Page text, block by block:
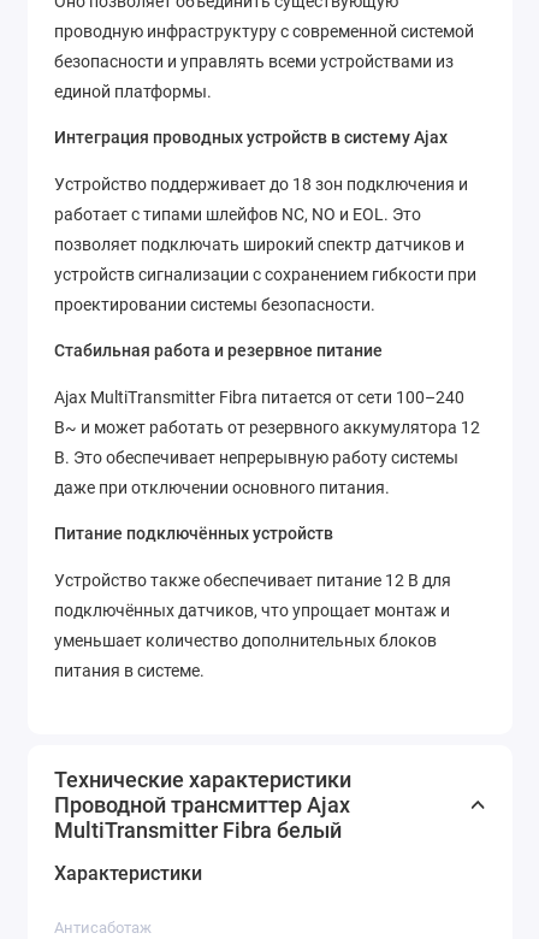
проводную инфраструктуру с современной системой
безопасности и управлять всеми устройствами из
единой платформы.
Интеграция проводных устройств в систему Ajax
Устройство поддерживает до 18 зон подключения и
работает с типами шлейфов NC, NO и EOL. Это
позволяет подключать широкий спектр датчиков и
устройств сигнализации с сохранением гибкости при
проектировании системы безопасности.
Стабильная работа и резервное питание
Ajax MultiTransmitter Fibra питается от сети 100–240
В~ и может работать от резервного аккумулятора 12
В. Это обеспечивает непрерывную работу системы
даже при отключении основного питания.
Питание подключённых устройств
Устройство также обеспечивает питание 12 В для
подключённых датчиков, что упрощает монтаж и
уменьшает количество дополнительных блоков
питания в системе.
Технические характеристики
Проводной трансмиттер Ajax
MultiTransmitter Fibra белый
Характеристики
Антисаботаж